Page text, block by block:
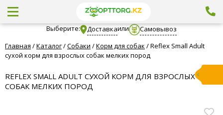
Выберите: Доставкаили
Самовывоз
Главная /Каталог/Собаки /Корм для собак /Reflex Small Adult
сухой корм для взрослых собак мелких пород
REFLEX SMALL ADULT СУХОЙ КОРМ ДЛЯ ВЗРОСЛЫХ
СОБАК МЕЛКИХ ПОРОД